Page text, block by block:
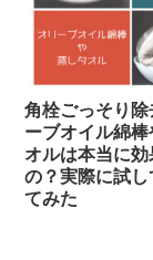
角栓ごっそり除
ーブオイル綿棒
オルは本当に効
の？実際に試し
てみた